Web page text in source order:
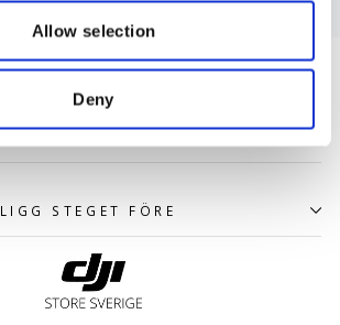
Allow selection
Deny
INFO
LIGG STEGET FÖRE